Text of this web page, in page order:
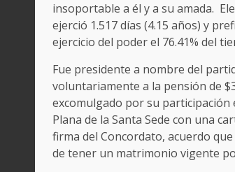
insoportable a él y a su amada.
ejerció 1.517 días (4.15 años) y
ejercicio del poder el 76.41% del
Fue presidente a nombre del
voluntariamente a la pensión de
excomulgado por su participación
Plana de la Santa Sede con una
firma del Concordato, acuerdo
de tener un matrimonio vigente